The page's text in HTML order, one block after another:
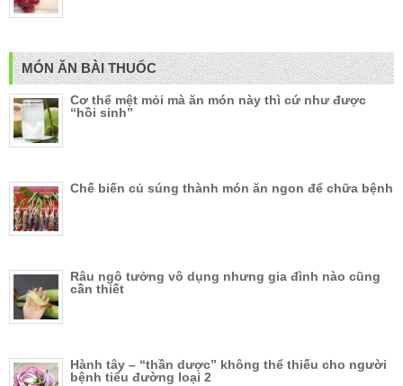
MÓN ĂN BÀI THUỐC
Cơ thể mệt mỏi mà ăn món này thì cứ như được
“hồi sinh”
Chế biến củ súng thành món ăn ngon để chữa bệnh
Râu ngô tưởng vô dụng nhưng gia đình nào cũng
cần thiết
Hành tây – “thần dược” không thể thiếu cho người
bệnh tiểu đường loại 2